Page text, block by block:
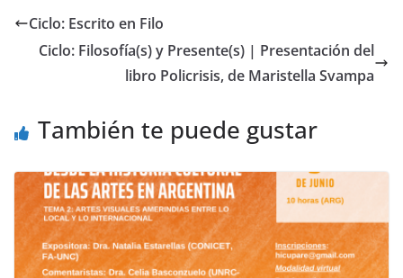
st dI
n
Ciclo: Escrito en Filo
Ciclo: Filosofía(s) y Presente(s) | Presentación del
libro Policrisis, de Maristella Svampa
También te puede gustar